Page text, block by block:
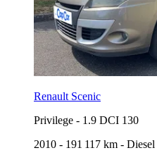
Renault Scenic
Privilege - 1.9 DCI 130
2010 - 191 117 km - Diesel